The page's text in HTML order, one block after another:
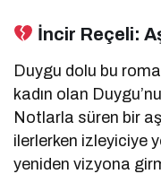
İncir Reçeli:
Duygu dolu bu
kadın olan
Notlarla süren bir
ilerlerken izleyiciye
yeniden vizyona